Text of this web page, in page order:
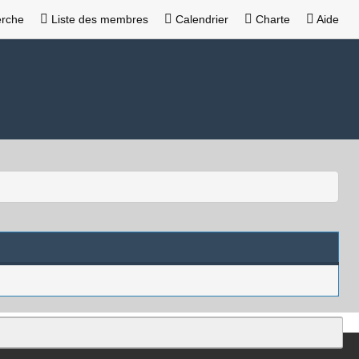
Liste des membres Calendrier Charte Aide